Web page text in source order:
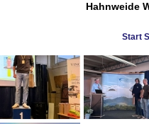
Hahnweide
Start